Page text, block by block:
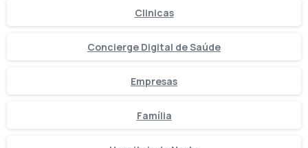
Clinicas
Concierge Digital de Saúde
Empresas
Família